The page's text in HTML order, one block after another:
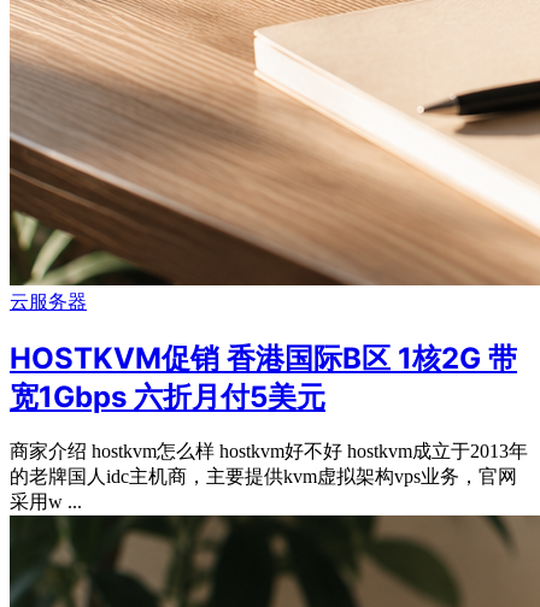
云服务器
HOSTKVM促销 香港国际B区 1核2G 带
宽1Gbps 六折月付5美元
商家介绍 hostkvm怎么样 hostkvm好不好 hostkvm成立于2013年
的老牌国人idc主机商，主要提供kvm虚拟架构vps业务，官网
采用w ...